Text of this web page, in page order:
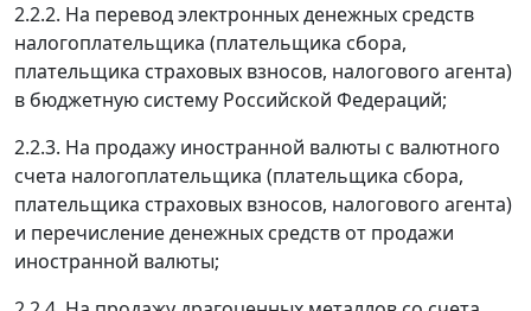
2.2.2. На перевод электронных денежных средств
налогоплательщика (плательщика сбора,
плательщика страховых взносов, налогового агента)
в бюджетную систему Российской Федераций;
2.2.3. На продажу иностранной валюты с валютного
счета налогоплательщика (плательщика сбора,
плательщика страховых взносов, налогового агента)
и перечисление денежных средств от продажи
иностранной валюты;